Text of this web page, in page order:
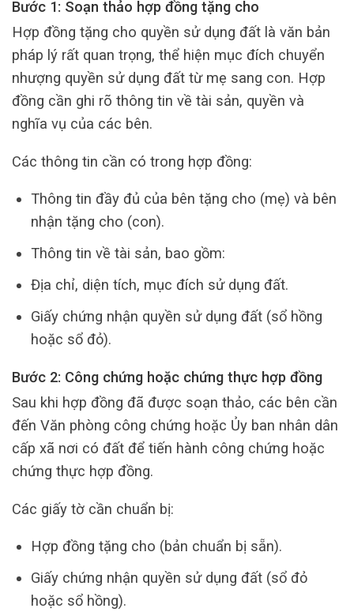
Bước 1: Soạn thảo hợp đồng tặng cho
Hợp đồng tặng cho quyền sử dụng đất là văn bản
pháp lý rất quan trọng, thể hiện mục đích chuyển
nhượng quyền sử dụng đất từ mẹ sang con. Hợp
đồng cần ghi rõ thông tin về tài sản, quyền và
nghĩa vụ của các bên.
Các thông tin cần có trong hợp đồng:
Thông tin đầy đủ của bên tặng cho (mẹ) và bên
nhận tặng cho (con).
Thông tin về tài sản, bao gồm:
Địa chỉ, diện tích, mục đích sử dụng đất.
Giấy chứng nhận quyền sử dụng đất (sổ hồng
hoặc sổ đỏ).
Bước 2: Công chứng hoặc chứng thực hợp đồng
Sau khi hợp đồng đã được soạn thảo, các bên cần
đến Văn phòng công chứng hoặc Ủy ban nhân dân
cấp xã nơi có đất để tiến hành công chứng hoặc
chứng thực hợp đồng.
Các giấy tờ cần chuẩn bị:
Hợp đồng tặng cho (bản chuẩn bị sẵn).
Giấy chứng nhận quyền sử dụng đất (sổ đỏ
hoặc sổ hồng).